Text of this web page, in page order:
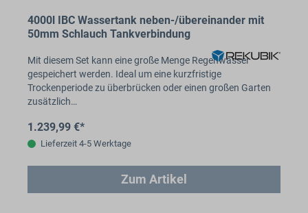
4000l IBC Wassertank neben-/übereinander mit
50mm Schlauch Tankverbindung
Mit diesem Set kann eine große Menge Regenwasser
gespeichert werden. Ideal um eine kurzfristige
Trockenperiode zu überbrücken oder einen großen Garten
zusätzlich…
1.239,99 €*
Lieferzeit 4-5 Werktage
Zum Artikel